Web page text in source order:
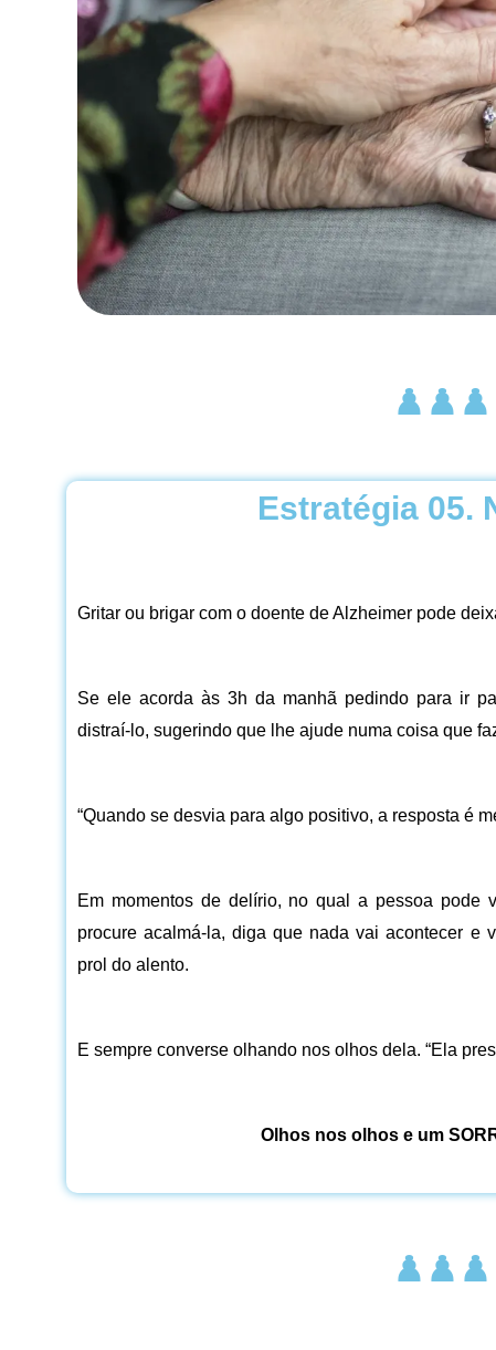
♟️♟️♟️
Estratégia 05.
Gritar ou brigar com o doente de Alzheimer pode
Se ele acorda às 3h da manhã pedindo para ir
distraí-lo, sugerindo que lhe ajude numa coisa que
“Quando se desvia para algo positivo, a resposta é
Em momentos de delírio, no qual a pessoa pode
procure acalmá-la, diga que nada vai acontecer e
prol do alento.
E sempre converse olhando nos olhos dela. “Ela
Olhos nos olhos e um
♟️♟️♟️